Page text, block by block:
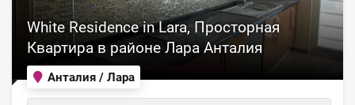
Анталия / Лара
White Residence in Lara, Просторная
Квартира в районе Лара Анталия